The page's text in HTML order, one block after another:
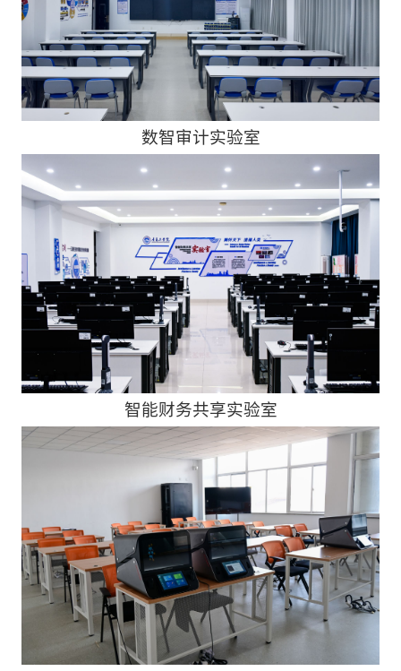
数智审计实验室
智能财务共享实验室